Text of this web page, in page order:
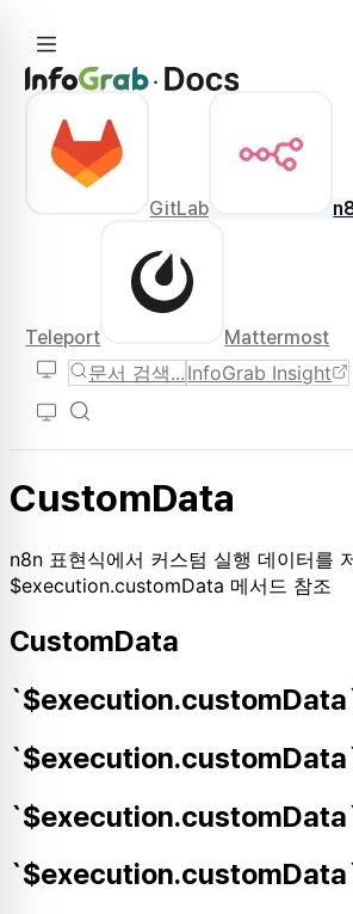
GitLab
Teleport Mattermost
문서 검색... InfoGrab Insight
CustomData
n8n 표현식에서 커스텀 실행 데이터를
$execution.customData 메서드 참조
CustomData